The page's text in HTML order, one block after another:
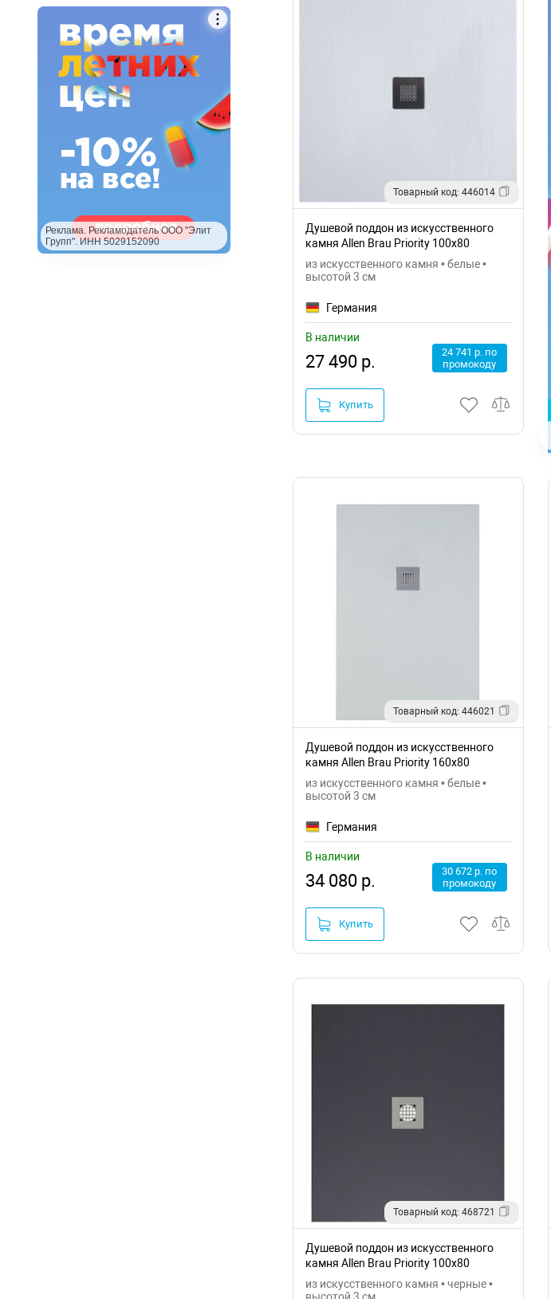
Низкие
Немецкие
С антискользящим покрытием
Реклама. Рекламодатель ООО "Элит
Групп". ИНН 5029152090
Товарный код: 446014
Душевой поддон из искусственного
камня Allen Brau Priority 100x80
из искусственного камня • белые •
высотой 3 см
Германия
В наличии
27 490 р.
24 741 р. по
промокоду
Купить
Товарный код: 446021
Душевой поддон из искусственного
камня Allen Brau Priority 160x80
из искусственного камня • белые •
высотой 3 см
Германия
В наличии
34 080 р.
30 672 р. по
промокоду
Купить
Товарный код: 468721
Душевой поддон из искусственного
камня Allen Brau Priority 100x80
из искусственного камня • черные •
высотой 3 см